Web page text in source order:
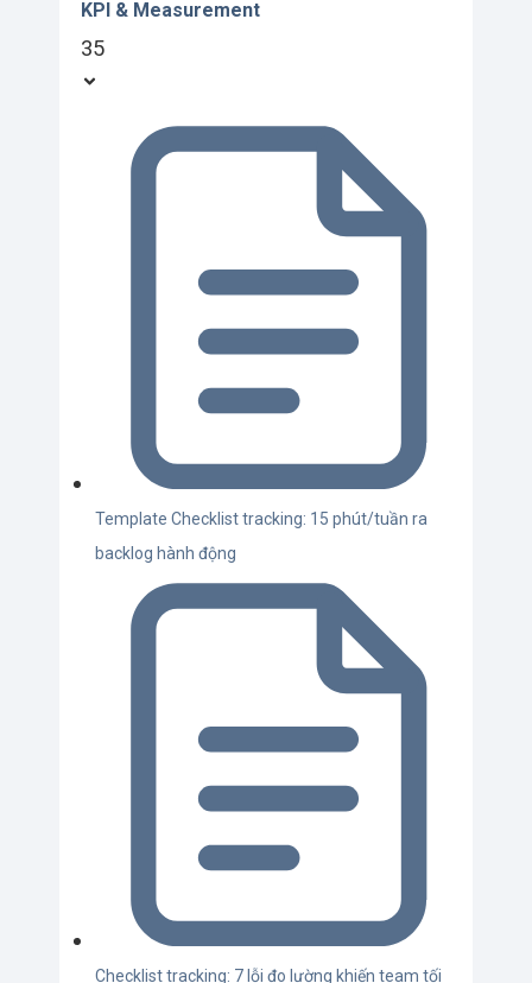
KPI & Measurement
35
Template Checklist tracking: 15 phút/tuần ra
backlog hành động
Checklist tracking: 7 lỗi đo lường khiến team tối